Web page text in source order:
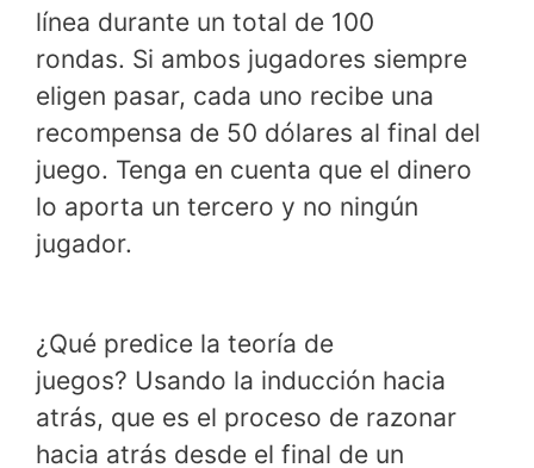
línea durante un total de 100
rondas. Si ambos jugadores siempre
eligen pasar, cada uno recibe una
recompensa de 50 dólares al final del
juego. Tenga en cuenta que el dinero
lo aporta un tercero y no ningún
jugador.
¿Qué predice la teoría de
juegos? Usando la inducción hacia
atrás, que es el proceso de razonar
hacia atrás desde el final de un